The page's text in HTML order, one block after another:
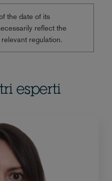
the date of its
reflect the
regulation.
esperti